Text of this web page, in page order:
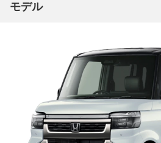
NAのG・Lパッケージと比べても
モデルだけに衝突回避自動ブレー
はオプション装備となるが、それ
ルや左右独立リヤアームレストな
ードのみ本革ステアリングやシル
ドウスイッチなども装備されてお
定でも高額の評価が見込めるはず
モデル